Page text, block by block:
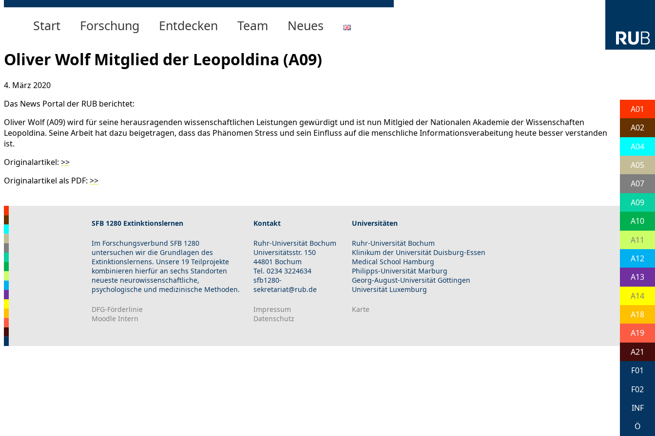
Start Forschung Entdecken Team Neues
A01
A02
A04
A05
A07
A09
A10
A11
A12
A13
A14
A18
A19
A21
F01
F02
INF
Ö
Oliver Wolf Mitglied der Leopoldina (A09)
4. März 2020
Das News Portal der RUB berichtet:
Oliver Wolf (A09) wird für seine herausragenden wissenschaftlichen Leistungen gewürdigt und ist nun Mitlgied der Nationalen Akademie der Wissenschaften
Leopoldina. Seine Arbeit hat dazu beigetragen, dass das Phänomen Stress und sein Einfluss auf die menschliche Informationsverabeitung heute besser verstanden
ist.
Originalartikel: >>
Originalartikel als PDF: >>
SFB 1280 Extinktionslernen Kontakt Universitäten
Im Forschungsverbund SFB 1280
untersuchen wir die Grundlagen des
Extinktionslernens. Unsere 19 Teilprojekte
kombinieren hierfür an sechs Standorten
neueste neurowissenschaftliche,
psychologische und medizinische Methoden.
Ruhr-Universität Bochum
Universitätsstr. 150
44801 Bochum
Tel. 0234 3224634
sfb1280-
sekretariat@rub.de
Ruhr-Universität Bochum
Klinikum der Universität Duisburg-Essen
Medical School Hamburg
Philipps-Universität Marburg
Georg-August-Universität Göttingen
Universität Luxemburg
DFG-Förderlinie
Moodle Intern
Impressum
Datenschutz
Karte